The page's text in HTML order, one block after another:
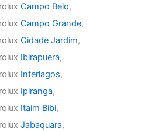
Campo Belo,
Campo Grande,
Cidade Jardim,
Ibirapuera,
Interlagos,
Ipiranga,
Itaim Bibi,
Jabaquara,